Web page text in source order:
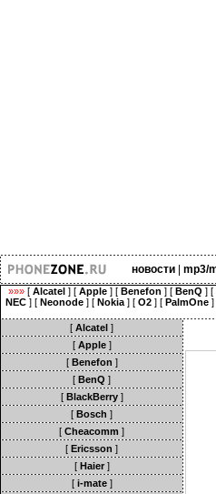
новости| mp3/
»»» [ Alcatel ] [ Apple ] [ Benefon ] [ BenQ ] [
NEC ] [ Neonode ] [ Nokia ] [ O2 ] [ PalmOne ]
[ Alcatel ]
[ Apple]
[ Benefon ]
[ BenQ ]
[ BlackBerry]
[ Bosch ]
[ Cheacomm ]
[ Ericsson ]
[ Haier]
[ i-mate]